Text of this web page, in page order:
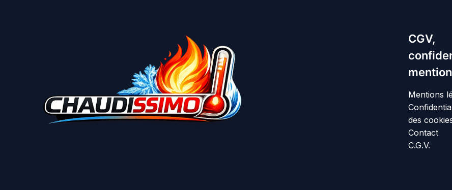
CGV,
Mentions
des
Contact
C.G.V.